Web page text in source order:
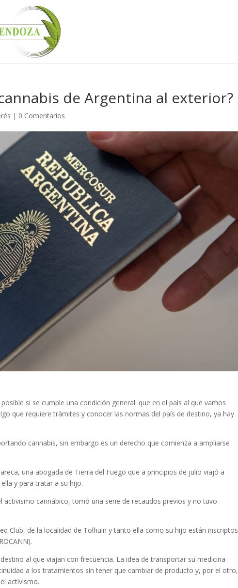
de Argentina al exterior?
| 0 Comentarios
si se cumple una condición general: que en el país al que vamos
que requiere trámites y conocer las normas del país de destino, ya hay
cannabis, sin embargo es un derecho que comienza a ampliarse
una abogada de Tierra del Fuego que a principios de julio viajó a
y para tratar a su hijo.
cannábico, tomó una serie de recaudos previos y no tuvo
Club, de la localidad de Tolhuin y tanto ella como su hijo están inscriptos
al que viajan con frecuencia. La idea de transportar su medicina
a los tratamientos sin tener que cambiar de producto y, por el otro,
activismo.